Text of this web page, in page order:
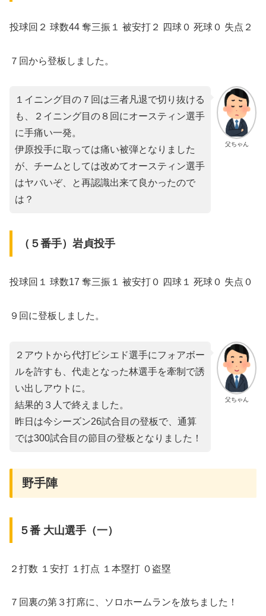
投球回２ 球数44 奪三振１ 被安打２ 四球０ 死球０ 失点２
７回から登板しました。
父ちゃん
１イニング目の７回は三者凡退で切り抜ける
も、２イニング目の８回にオースティン選手
に手痛い一発。
伊原投手に取っては痛い被弾となりました
が、チームとしては改めてオースティン選手
はヤバいぞ、と再認識出来て良かったので
は？
（５番手）岩貞投手
投球回１ 球数17 奪三振１ 被安打０ 四球１ 死球０ 失点０
９回に登板しました。
父ちゃん
２アウトから代打ビシエド選手にフォアボー
ルを許すも、代走となった林選手を牽制で誘
い出しアウトに。
結果的３人で終えました。
昨日は今シーズン26試合目の登板で、通算
では300試合目の節目の登板となりました！
野手陣
５番 大山選手（一）
２打数 １安打 １打点 １本塁打 ０盗塁
７回裏の第３打席に、ソロホームランを放ちました！